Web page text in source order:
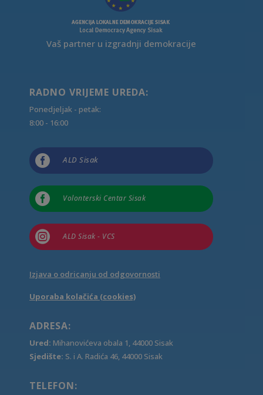
Vaš partner u izgradnji demokracije
RADNO VRIJEME UREDA:
Ponedjeljak - petak:
8:00 - 16:00
 ALD Sisak
 Volonterski Centar Sisak
 ALD Sisak - VCS
Izjava o odricanju od odgovornosti
Uporaba kolačića (cookies)
ADRESA:
Ured: Mihanovićeva obala 1, 44000 Sisak
Sjedište: S. i A. Radića 46, 44000 Sisak
TELEFON: